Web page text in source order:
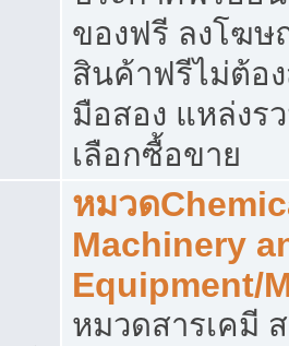
ของฟรี ลงโฆ
สินค้าฟรีไม่ต้อ
มือสอง แหล่งร
เลือกซื้อขาย
หมวด
Machinery
Equipment/
หมวดสารเคมี